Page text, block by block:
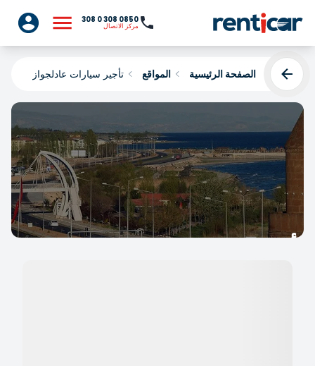
0850 308 0 308
مركز الاتصال
الصفحة الرئيسية المواقع تأجير سيارات عادلجواز
تأجير سيارات عادلجواز